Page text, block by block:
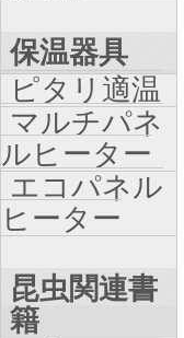
保温器具
ピタリ適温
マルチパネ
ルヒーター
エコパネル
ヒーター
昆虫関連書
籍